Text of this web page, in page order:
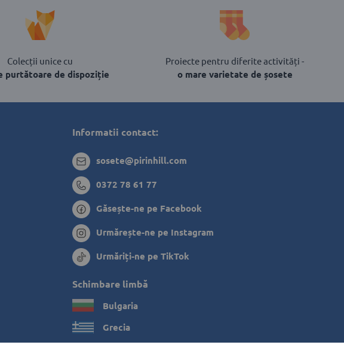
Colecții unice cu
purtătoare de dispoziție
Proiecte pentru diferite activități -
o mare varietate de șosete
Informatii contact:
sosete@pirinhill.com
0372 78 61 77
Găsește-ne pe Facebook
Urmărește-ne pe Instagram
Urmăriți-ne pe TikTok
Schimbare limbă
Bulgaria
Grecia